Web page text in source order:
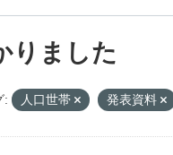
りました
: 人口世帯 発表資料